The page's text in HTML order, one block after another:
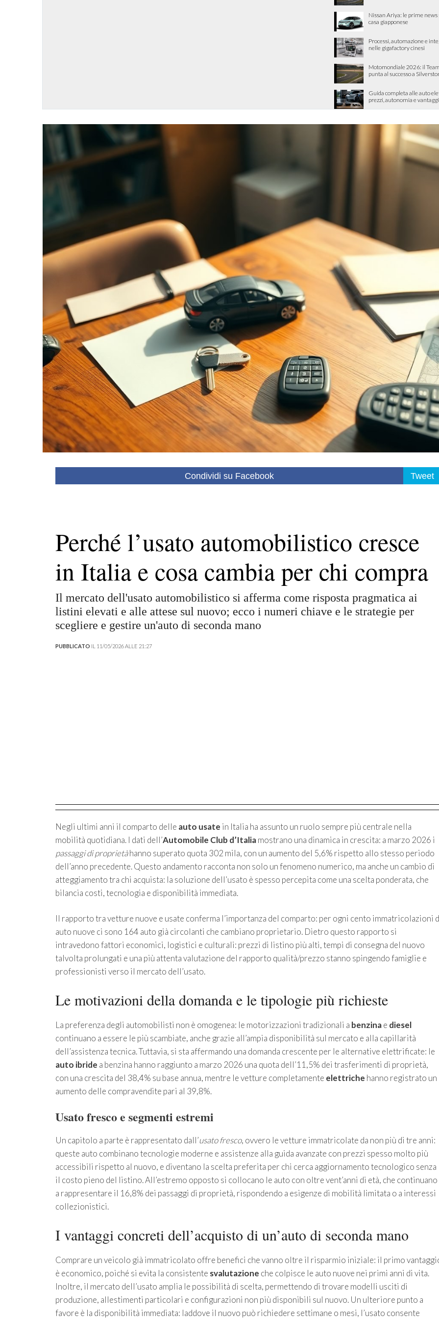
Nissan Ariya: le prime news
casa giapponese
Processi, automazione e
nelle gigafactory cinesi
Motomondiale 2026: il
punta al successo a
Guida completa alle auto
prezzi, autonomia e vantaggi
Condividi su Facebook Tweet
Perché l’usato automobilistico cresce
in Italia e cosa cambia per chi compra
Il mercato dell'usato automobilistico si afferma come risposta pragmatica ai
listini elevati e alle attese sul nuovo; ecco i numeri chiave e le strategie per
scegliere e gestire un'auto di seconda mano
PUBBLICATO IL 11/05/2026 ALLE 21:27
Negli ultimi anni il comparto delle auto usate in Italia ha assunto un ruolo sempre più centrale nella
mobilità quotidiana. I dati dell’Automobile Club d’Italiamostrano una dinamica in crescita: a marzo 2026 i
passaggi di proprietàhanno superato quota 302 mila, con un aumento del 5,6% rispetto allo stesso periodo
dell’anno precedente. Questo andamento racconta non solo un fenomeno numerico, ma anche un cambio di
atteggiamento tra chi acquista: la soluzione dell’usato è spesso percepita come una scelta ponderata, che
bilancia costi, tecnologia e disponibilità immediata.
Il rapporto tra vetture nuove e usate conferma l’importanza del comparto: per ogni cento immatricolazioni
auto nuove ci sono 164 auto già circolanti che cambiano proprietario. Dietro questo rapporto si
intravedono fattori economici, logistici e culturali: prezzi di listino più alti, tempi di consegna del nuovo
talvolta prolungati e una più attenta valutazione del rapporto qualità/prezzo stanno spingendo famiglie e
professionisti verso il mercato dell’usato.
Le motivazioni della domanda e le tipologie più richieste
La preferenza degli automobilisti non è omogenea: le motorizzazioni tradizionali a benzinae diesel
continuano a essere le più scambiate, anche grazie all’ampia disponibilità sul mercato e alla capillarità
dell’assistenza tecnica. Tuttavia, si sta affermando una domanda crescente per le alternative elettrificate: le
auto ibride a benzina hanno raggiunto a marzo 2026 una quota dell’11,5% dei trasferimenti di proprietà,
con una crescita del 38,4% su base annua, mentre le vetture completamente elettriche hanno registrato un
aumento delle compravendite pari al 39,8%.
Usato fresco e segmenti estremi
Un capitolo a parte è rappresentato dall’usato fresco, ovvero le vetture immatricolate da non più di tre anni:
queste auto combinano tecnologie moderne e assistenze alla guida avanzate con prezzi spesso molto più
accessibili rispetto al nuovo, e diventano la scelta preferita per chi cerca aggiornamento tecnologico senza
il costo pieno del listino. All’estremo opposto si collocano le auto con oltre vent’anni di età, che continuano
a rappresentare il 16,8% dei passaggi di proprietà, rispondendo a esigenze di mobilità limitata o a interessi
collezionistici.
I vantaggi concreti dell’acquisto di un’auto di seconda mano
Comprare un veicolo già immatricolato offre benefici che vanno oltre il risparmio iniziale: il primo
è economico, poiché si evita la consistente svalutazione che colpisce le auto nuove nei primi anni di vita.
Inoltre, il mercato dell’usato amplia le possibilità di scelta, permettendo di trovare modelli usciti di
produzione, allestimenti particolari e configurazioni non più disponibili sul nuovo. Un ulteriore punto a
favore è la disponibilità immediata: laddove il nuovo può richiedere settimane o mesi, l’usato consente